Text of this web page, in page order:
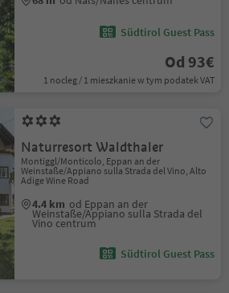
Südtirol Guest Pass
Od 93€
1 nocleg / 1 mieszkanie w tym podatek VAT
Naturresort Waldthaler
Montiggl/Monticolo, Eppan an der
Weinstaße/Appiano sulla Strada del Vino, Alto
Adige Wine Road
4.4 km od Eppan an der
Weinstaße/Appiano sulla Strada del
Vino centrum
Südtirol Guest Pass